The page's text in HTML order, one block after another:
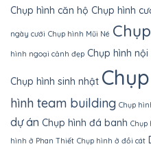
Chụp hình căn hộ Chụp hình
ngày cưới Chụp hình Mũi Né
hình ngoại cảnh đẹp Chụp hình
Chụp hình sinh nhật
hình team building Chụp
dự án Chụp hình đá banh Chụp
hình ở Phan Thiết Chụp hình ở đồi cát